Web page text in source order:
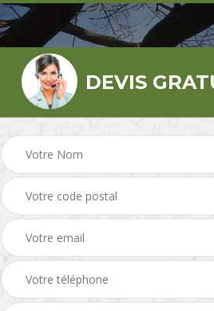
Pose et changement
grillage et clôture 45
DEVIS